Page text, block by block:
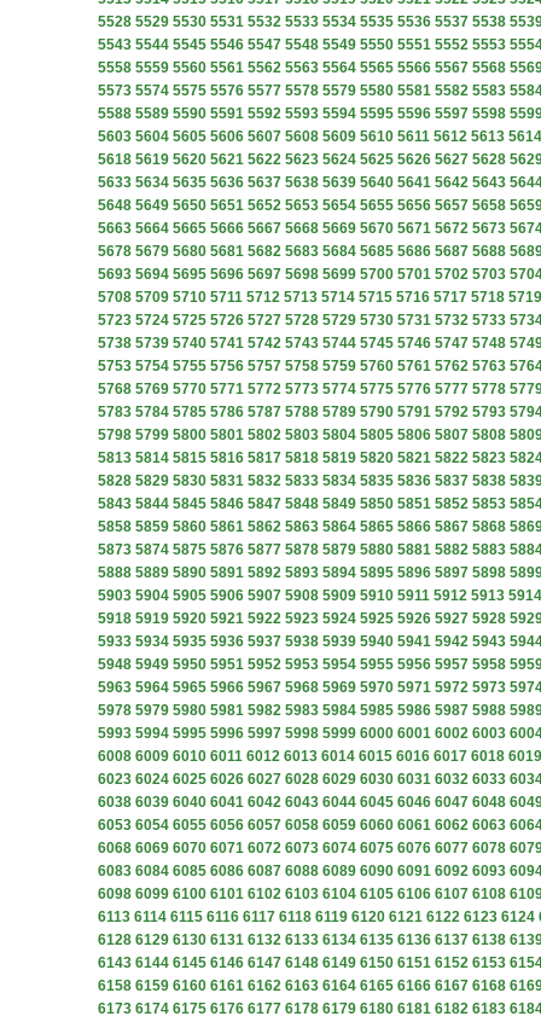
5528 5529 5530 5531 5532 5533 5534 5535 5536 5537 5538
5543 5544 5545 5546 5547 5548 5549 5550 5551 5552 5553
5558 5559 5560 5561 5562 5563 5564 5565 5566 5567 5568
5573 5574 5575 5576 5577 5578 5579 5580 5581 5582 5583
5588 5589 5590 5591 5592 5593 5594 5595 5596 5597 5598
5603 5604 5605 5606 5607 5608 5609 5610 5611 5612 5613 5614
5618 5619 5620 5621 5622 5623 5624 5625 5626 5627 5628
5633 5634 5635 5636 5637 5638 5639 5640 5641 5642 5643
5648 5649 5650 5651 5652 5653 5654 5655 5656 5657 5658
5663 5664 5665 5666 5667 5668 5669 5670 5671 5672 5673
5678 5679 5680 5681 5682 5683 5684 5685 5686 5687 5688
5693 5694 5695 5696 5697 5698 5699 5700 5701 5702 5703
5708 5709 5710 5711 5712 5713 5714 5715 5716 5717 5718 5719
5723 5724 5725 5726 5727 5728 5729 5730 5731 5732 5733
5738 5739 5740 5741 5742 5743 5744 5745 5746 5747 5748
5753 5754 5755 5756 5757 5758 5759 5760 5761 5762 5763
5768 5769 5770 5771 5772 5773 5774 5775 5776 5777 5778
5783 5784 5785 5786 5787 5788 5789 5790 5791 5792 5793
5798 5799 5800 5801 5802 5803 5804 5805 5806 5807 5808
5813 5814 5815 5816 5817 5818 5819 5820 5821 5822 5823
5828 5829 5830 5831 5832 5833 5834 5835 5836 5837 5838
5843 5844 5845 5846 5847 5848 5849 5850 5851 5852 5853
5858 5859 5860 5861 5862 5863 5864 5865 5866 5867 5868
5873 5874 5875 5876 5877 5878 5879 5880 5881 5882 5883
5888 5889 5890 5891 5892 5893 5894 5895 5896 5897 5898
5903 5904 5905 5906 5907 5908 5909 5910 5911 5912 5913 5914
5918 5919 5920 5921 5922 5923 5924 5925 5926 5927 5928
5933 5934 5935 5936 5937 5938 5939 5940 5941 5942 5943
5948 5949 5950 5951 5952 5953 5954 5955 5956 5957 5958
5963 5964 5965 5966 5967 5968 5969 5970 5971 5972 5973
5978 5979 5980 5981 5982 5983 5984 5985 5986 5987 5988
5993 5994 5995 5996 5997 5998 5999 6000 6001 6002 6003
6008 6009 6010 6011 6012 6013 6014 6015 6016 6017 6018 6019
6023 6024 6025 6026 6027 6028 6029 6030 6031 6032 6033
6038 6039 6040 6041 6042 6043 6044 6045 6046 6047 6048
6053 6054 6055 6056 6057 6058 6059 6060 6061 6062 6063
6068 6069 6070 6071 6072 6073 6074 6075 6076 6077 6078
6083 6084 6085 6086 6087 6088 6089 6090 6091 6092 6093
6098 6099 6100 6101 6102 6103 6104 6105 6106 6107 6108
6113 6114 6115 6116 6117 6118 6119 6120 6121 6122 6123 6124
6128 6129 6130 6131 6132 6133 6134 6135 6136 6137 6138
6143 6144 6145 6146 6147 6148 6149 6150 6151 6152 6153
6158 6159 6160 6161 6162 6163 6164 6165 6166 6167 6168
6173 6174 6175 6176 6177 6178 6179 6180 6181 6182 6183